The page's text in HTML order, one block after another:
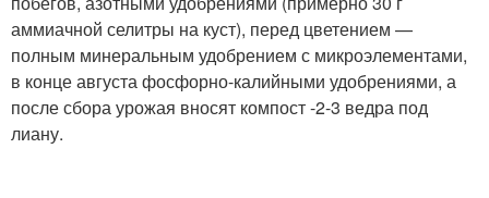
аммиачной селитры на куст), перед цветением —
полным минеральным удобрением с микроэлементами,
в конце августа фосфорно-калийными удобрениями, а
после сбора урожая вносят компост -2-3 ведра под
лиану.